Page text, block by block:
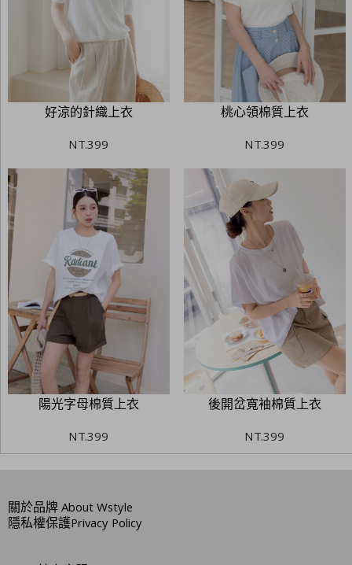
好涼的針織上衣
NT.399
桃心領棉質上衣
NT.399
陽光字母棉質上衣
NT.399
後開岔寬袖棉質上衣
NT.399
關於品牌About Wstyle
隱私權保護Privacy Policy